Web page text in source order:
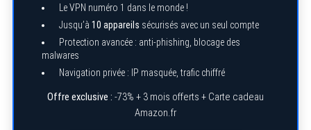
Le VPN numéro 1 dans le monde !
Jusqu’à 10 appareils sécurisés avec un seul compte
Protection avancée : anti-phishing, blocage des
malwares
Navigation privée : IP masquée, trafic chiffré
Offre exclusive : -73% + 3 mois offerts + Carte cadeau
Amazon.fr